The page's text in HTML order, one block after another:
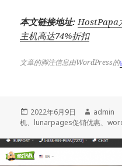
本文链接地址: HostPapa
主机高达74%折扣
文章的脚注信息由WordPress的
发
布
2022年6月9日
作
者
admin
机、 lunarpages促销优惠、